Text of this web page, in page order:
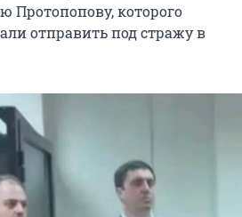
которого
отправить под стражу в